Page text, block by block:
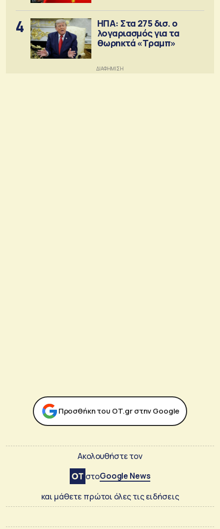
4
ΗΠΑ: Στα 275 δισ. ο
λογαριασμός για τα
θωρηκτά «Τραμπ»
Προσθήκη του ΟΤ.gr στην Google
Ακολουθήστε τον
στοGoogle News
και μάθετε πρώτοι όλες τις ειδήσεις